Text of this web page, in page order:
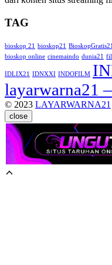
TAG
bioskop 21 bioskop21
bioskop online cinemaindo dunia21
IDLIX21 IDNXXI INDOFILM
layarwarna21
© 2023 LAYARWARNA21
close